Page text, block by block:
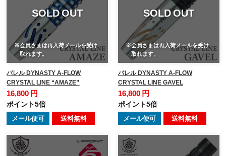
SOLD OUT
※会員さまは再入荷メールを受け
取れます。
バレル DYNASTY A-FLOW
CRYSTAL LINE “AMAZE”
16,800 円
ポイント5倍
メール便可 送料無料
SOLD OUT
※会員さまは再入荷メールを受け
取れます。
バレル DYNASTY A-FLOW
CRYSTAL LINE GAVEL
16,800 円
ポイント5倍
メール便可 送料無料